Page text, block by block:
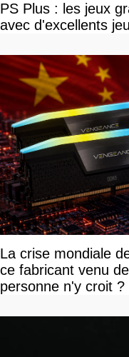
PS Plus : les jeux
avec d'excellents
La crise mondiale
ce fabricant venu
personne n'y croit ?